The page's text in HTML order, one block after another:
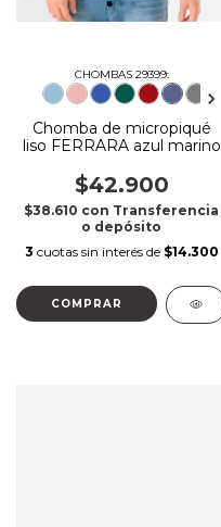
CHOMBAS 29399:
Chomba de micropiqué
liso FERRARA azul marino
$42.900
$38.610 con Transferencia
o depósito
3 cuotas sin interés de $14.300
COMPRAR